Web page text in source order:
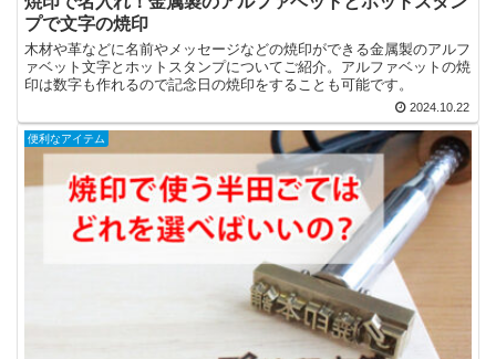
プで文字の焼印
木材や革などに名前やメッセージなどの焼印ができる金属製のアルフ
ァベット文字とホットスタンプについてご紹介。アルファベットの焼
印は数字も作れるので記念日の焼印をすることも可能です。
2024.10.22
便利なアイテム